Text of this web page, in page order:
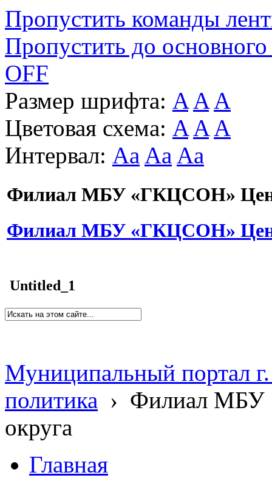
Пропустить команды
Пропустить до основного
OFF
Размер шрифта: A A A
Цветовая схема: A A A
Интервал: Aa Aa Aa
Филиал МБУ «ГКЦСОН»
Филиал МБУ «ГКЦСОН»
Untitled_1
Муниципальный портал
политика › Филиал МБУ
округа
Главная